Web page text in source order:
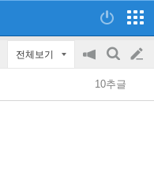
전체보기
공
지
on/off
검
색
글
쓰
10추글